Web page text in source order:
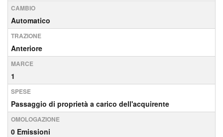
CAMBIO
Automatico
TRAZIONE
Anteriore
MARCE
1
SPESE
Passaggio di proprietà a carico dell'acquirente
OMOLOGAZIONE
0 Emissioni